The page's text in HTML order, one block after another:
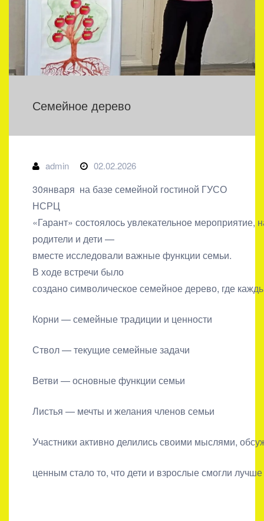
Семейное дерево
admin 02.02.2026
30января на базе семейной гостиной ГУСО
НСРЦ
«Гарант» состоялось увлекательное
родители и дети —
вместе исследовали важные функции семьи.
В ходе встречи было
создано символическое семейное дерево, где
Корни — семейные традиции и ценности
Ствол — текущие семейные задачи
Ветви — основные функции семьи
Листья — мечты и желания членов семьи
Участники активно делились своими мыслями,
ценным стало то, что дети и взрослые смогли